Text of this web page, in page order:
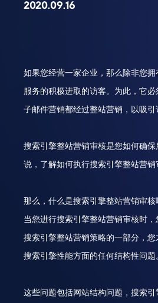
2020.09.16
如果您经营一家企业，那么除非您
服务的积极进取的访客。为此，它
子邮件营销都经过整站营销，以吸
搜索引擎整站营销审核是您如何确
说，了解如何执行搜索引擎整站营
那么，什么是搜索引擎整站营销审核
当您进行搜索引擎整站营销审核时
搜索引擎整站营销策略的一部分，
搜索引擎性能方面的任何结构性问
这些问题包括网站结构问题，搜索